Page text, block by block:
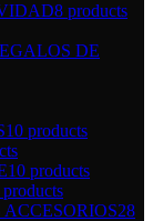
8 products
DE
10 products
10 products
products
28